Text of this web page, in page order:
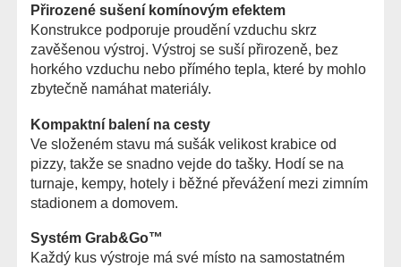
Přirozené sušení komínovým efektem
Konstrukce podporuje proudění vzduchu skrz
zavěšenou výstroj. Výstroj se suší přirozeně, bez
horkého vzduchu nebo přímého tepla, které by mohlo
zbytečně namáhat materiály.
Kompaktní balení na cesty
Ve složeném stavu má sušák velikost krabice od
pizzy, takže se snadno vejde do tašky. Hodí se na
turnaje, kempy, hotely i běžné převážení mezi zimním
stadionem a domovem.
Systém Grab&Go™
Každý kus výstroje má své místo na samostatném